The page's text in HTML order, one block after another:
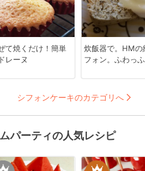
て焼くだけ！簡単
レーヌ
炊飯器で。HMの
フォン。ふわっ
シフォンケーキのカテゴリへ
パーティの人気レシピ